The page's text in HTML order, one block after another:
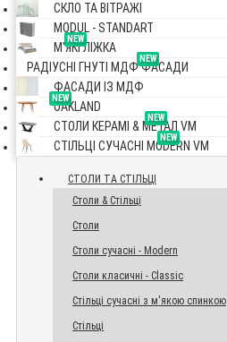
СКЛО ТА ВІТРАЖІ
MODUL - STANDART
NEW
М'ЯКІ ЛІЖКА
NEW
РАДІУСНІ ГНУТІ МДФ ФАСАДИ
ФАСАДИ ІЗ МДФ
NEW
OAKLAND
NEW
СТОЛИ КЕРАМІ & МЕТАЛ VM
NEW
СТІЛЬЦІ СУЧАСНІ MODERN VM
СТОЛИ ТА СТІЛЬЦІ
Столи & Стільці
Столи
Столи сучасні - Modern
Столи класичні - Classic
Стільці сучасні з м'якою спинкою
Стільці